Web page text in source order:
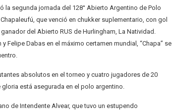
la segunda jornada del 128° Abierto Argentino de Polo
que venció en chukker suplementario, con gol
del Abierto RUS de Hurlingham, La Natividad.
Dabas en el máximo certamen mundial, “Chapa” se
absolutos en el torneo y cuatro jugadores de 20
está asegurada en el polo argentino.
de Intendente Alvear, que tuvo un estupendo